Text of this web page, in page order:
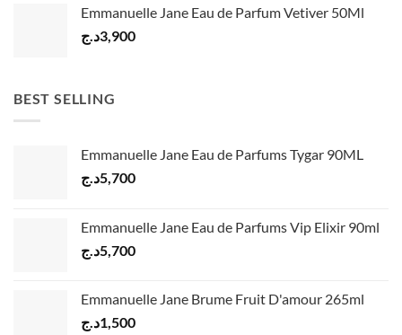
Emmanuelle Jane Eau de Parfum Vetiver 50Ml
3,900د.ج
BEST SELLING
Emmanuelle Jane Eau de Parfums Tygar 90ML
5,700د.ج
Emmanuelle Jane Eau de Parfums Vip Elixir 90ml
5,700د.ج
Emmanuelle Jane Brume Fruit D'amour 265ml
1,500د.ج